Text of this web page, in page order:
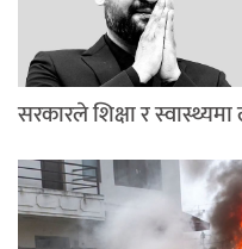
सरकारले शिक्षा र